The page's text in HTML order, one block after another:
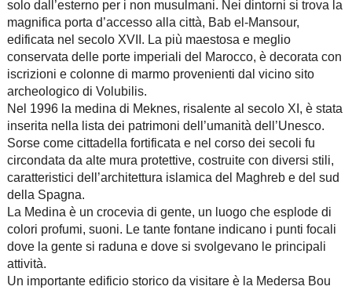
solo dall’esterno per i non musulmani. Nei dintorni si trova la
magnifica porta d’accesso alla città, Bab el-Mansour,
edificata nel secolo XVII. La più maestosa e meglio
conservata delle porte imperiali del Marocco, è decorata con
iscrizioni e colonne di marmo provenienti dal vicino sito
archeologico di Volubilis.
Nel 1996 la medina di Meknes, risalente al secolo XI, è stata
inserita nella lista dei patrimoni dell’umanità dell’Unesco.
Sorse come cittadella fortificata e nel corso dei secoli fu
circondata da alte mura protettive, costruite con diversi stili,
caratteristici dell’architettura islamica del Maghreb e del sud
della Spagna.
La Medina è un crocevia di gente, un luogo che esplode di
colori profumi, suoni. Le tante fontane indicano i punti focali
dove la gente si raduna e dove si svolgevano le principali
attività.
Un importante edificio storico da visitare è la Medersa Bou